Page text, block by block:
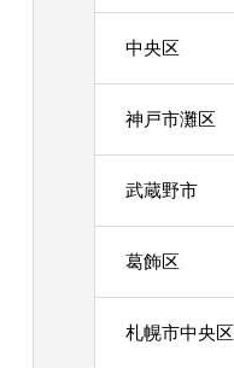
中央区
神戸市灘区
武蔵野市
葛飾区
札幌市中央区